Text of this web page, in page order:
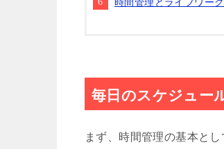
毎日のスケジュー
まず、時間管理の基本と